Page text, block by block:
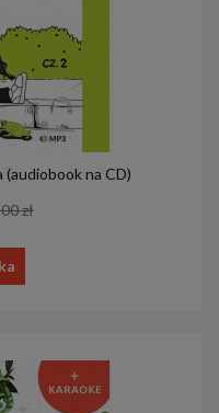
(audiobook na CD)
zł